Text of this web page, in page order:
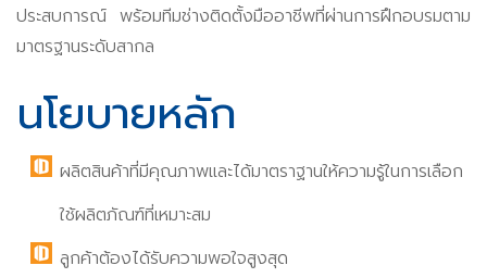
ประสบการณ์ พร้อมทีมช่างติดตั้งมืออาชีพที่ผ่านการฝึกอบรมตาม
มาตรฐานระดับสากล
นโยบายหลัก
ผลิตสินค้าที่มีคุณภาพและได้มาตราฐานให้ความรู้ในการเลือก
ใช้ผลิตภัณฑ์ที่เหมาะสม
ลูกค้าต้องได้รับความพอใจสูงสุด